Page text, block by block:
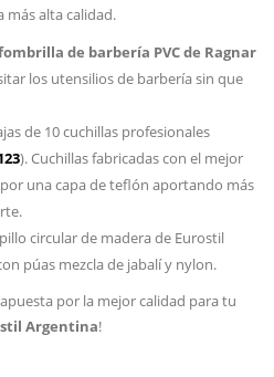
más alta calidad.
de barbería PVC de Ragnar
los utensilios de barbería sin que
de 10 cuchillas profesionales
). Cuchillas fabricadas con el mejor
una capa de teflón aportando más
circular de madera de Eurostil
púas mezcla de jabalí y nylon.
por la mejor calidad para tu
Argentina!